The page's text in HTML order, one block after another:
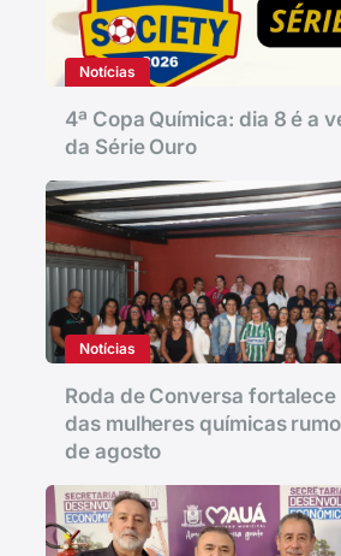
Notícias
4ª Copa Química: dia 8 é a
da Série Ouro
Notícias
Roda de Conversa
das mulheres químicas
de agosto